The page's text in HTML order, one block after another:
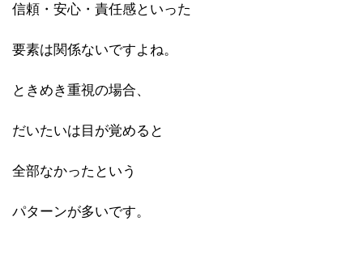
信頼・安心・責任感といった
要素は関係ないですよね。
ときめき重視の場合、
だいたいは目が覚めると
全部なかったという
パターンが多いです。